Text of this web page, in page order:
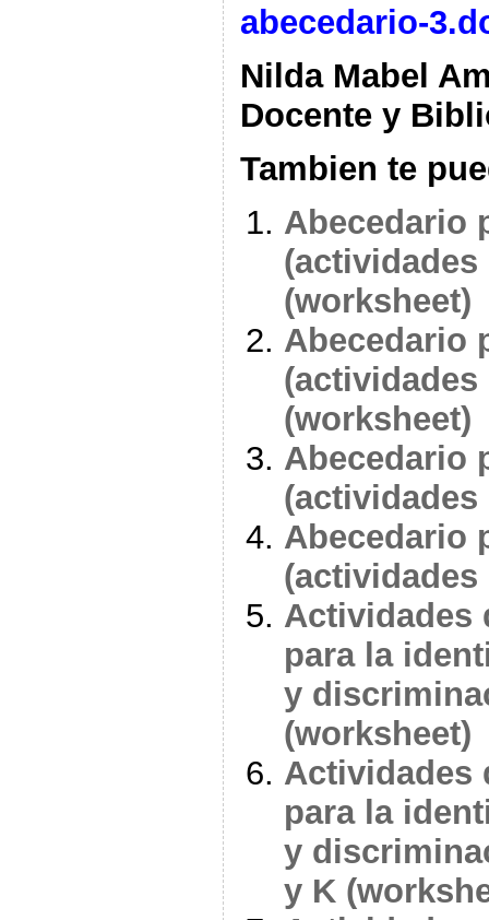
abecedario-
Nilda Mabel
Docente y
Tambien te
Abecedario
(actividades
(worksheet)
Abecedario
(actividades
(worksheet)
Abecedario
Abecedario
(actividades
Actividades
para la
y
(worksheet)
Actividades
para la
y
y K